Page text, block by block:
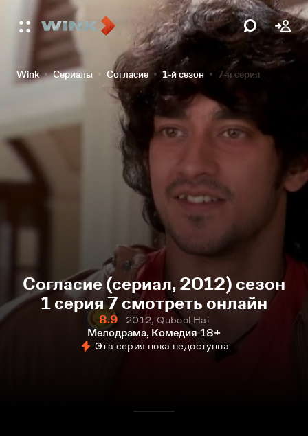
Wink Сериалы Согласие 1-й сезон 7-я серия
Согласие (сериал, 2012) сезон
1 серия 7 смотреть онлайн
8.9
2012, Qubool Hai
Мелодрама, Комедия 18+
Эта серия пока недоступна